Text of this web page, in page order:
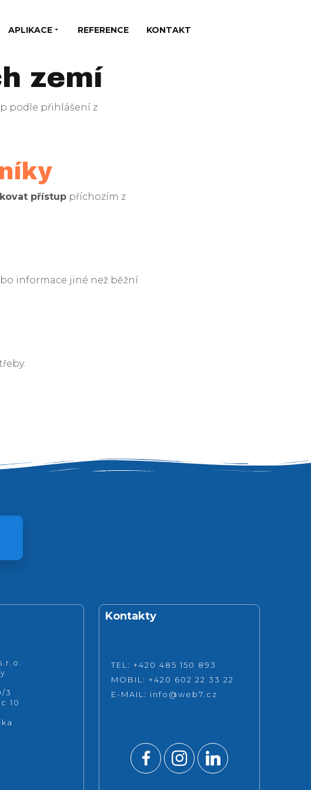
APLIKACE REFERENCE KONTAKT
zemí
podle přihlášení z
přístup příchozím z
informace jiné než běžní
3
10
Kontakty
TEL: +420 485 150 893
MOBIL: +420 602 22 33 22
E-MAIL: info@web7.cz